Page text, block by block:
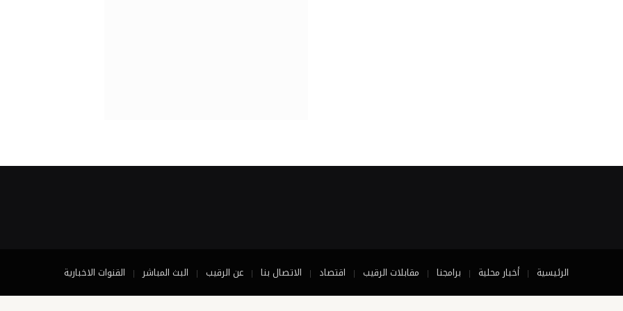
الرئيسية أخبار محلية برامجنا مقابلات الرقيب اقتصاد الاتصال بنا عن الرقيب البث المباشر القنوات الاخبارية